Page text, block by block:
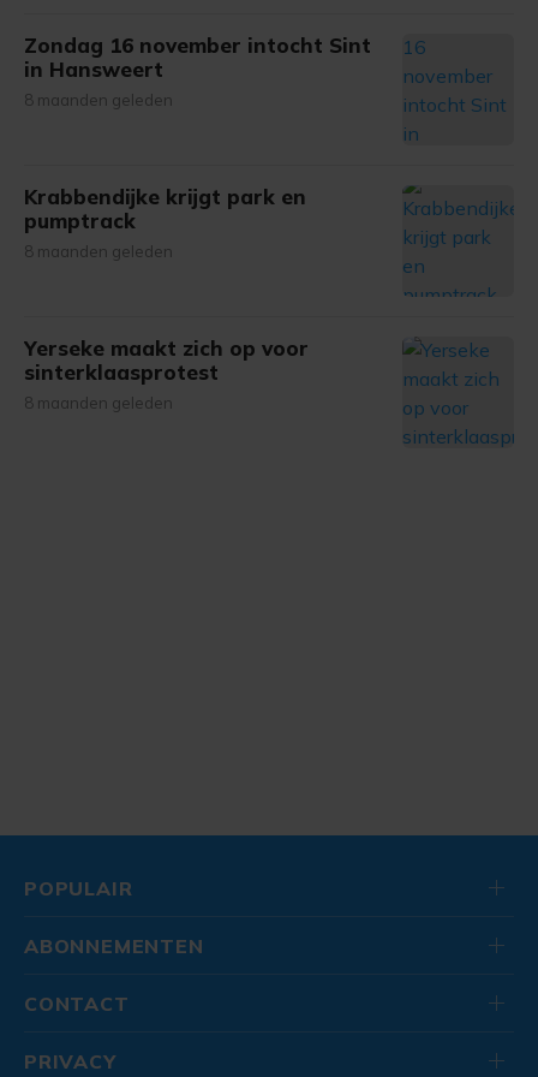
Zondag 16 november intocht Sint
in Hansweert
8 maanden geleden
Krabbendijke krijgt park en
pumptrack
8 maanden geleden
Yerseke maakt zich op voor
sinterklaasprotest
8 maanden geleden
POPULAIR
ABONNEMENTEN
CONTACT
PRIVACY